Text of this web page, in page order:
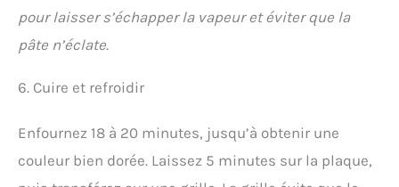
pour laisser s’échapper la vapeur et éviter que la
pâte n’éclate.
6. Cuire et refroidir
Enfournez 18 à 20 minutes, jusqu’à obtenir une
couleur bien dorée. Laissez 5 minutes sur la plaque,